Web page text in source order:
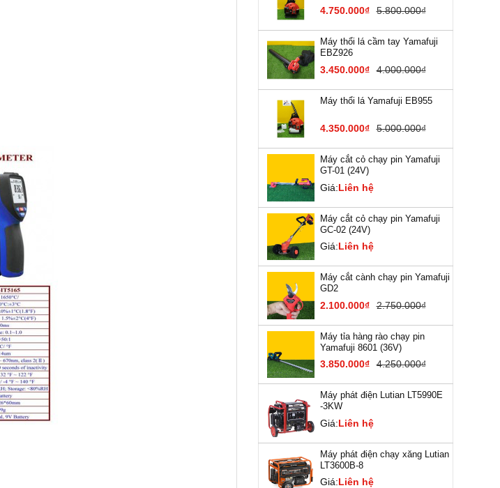
4.750.000₫ 5.800.000₫
Máy thổi lá cầm tay Yamafuji
EBZ926
3.450.000₫ 4.000.000₫
Máy thổi lá Yamafuji EB955
4.350.000₫ 5.000.000₫
Máy cắt cỏ chạy pin Yamafuji
GT-01 (24V)
Giá:Liên hệ
Máy cắt cỏ chạy pin Yamafuji
GC-02 (24V)
Giá:Liên hệ
Máy cắt cành chạy pin Yamafuji
GD2
2.100.000₫ 2.750.000₫
Máy tỉa hàng rào chạy pin
Yamafuji 8601 (36V)
3.850.000₫ 4.250.000₫
Máy phát điện Lutian LT5990E
-3KW
Giá:Liên hệ
Máy phát điện chạy xăng Lutian
LT3600B-8
Giá:Liên hệ